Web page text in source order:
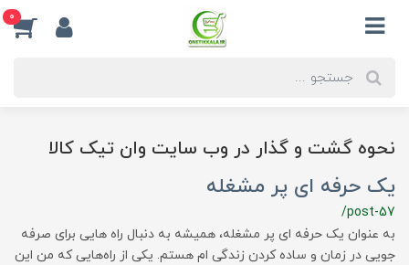
0
نحوه گشت و گذار در وب سایت وان تیک کالا
یک حرفه ای پر مشغله
/post-57
به عنوان یک حرفه ای پر مشغله، همیشه به دنبال راه هایی برای صرفه
جویی در زمان و ساده کردن زندگی ام هستم. یکی از راه‌هایی که من این